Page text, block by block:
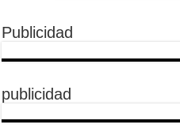
Publicidad
publicidad